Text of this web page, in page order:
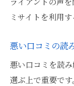
ミサイトを利用
悪い口コミの読
悪い口コミを読
選ぶ上で重要で